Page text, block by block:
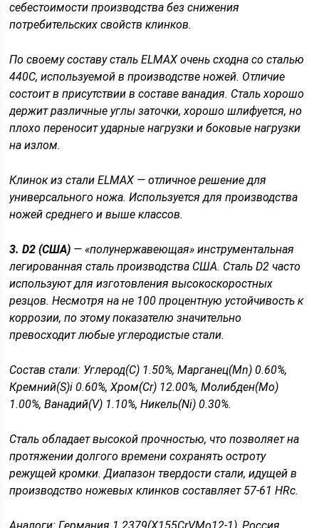
себестоимости производства без снижения
потребительских свойств клинков.
По своему составу сталь ELMAX очень сходна со сталью
440С, используемой в производстве ножей. Отличие
состоит в присутствии в составе ванадия. Сталь хорошо
держит различные углы заточки, хорошо шлифуется, но
плохо переносит ударные нагрузки и боковые нагрузки
на излом.
Клинок из стали ELMAX — отличное решение для
универсального ножа. Используется для производства
ножей среднего и выше классов.
3. D2 (США) — «полунержавеющая» инструментальная
легированная сталь производства США. Сталь D2 часто
используют для изготовления высокоскоростных
резцов. Несмотря на не 100 процентную устойчивость к
коррозии, по этому показателю значительно
превосходит любые углеродистые стали.
Состав стали: Углерод(С) 1.50%, Марганец(Мn) 0.60%,
Кремний(S)i 0.60%, Хром(Сr) 12.00%, Молибден(Мо)
1.00%, Ванадий(V) 1.10%, Никель(Ni) 0.30%.
Сталь обладает высокой прочностью, что позволяет на
протяжении долгого времени сохранять остроту
режущей кромки. Диапазон твердости стали, идущей в
производство ножевых клинков составляет 57-61 HRc.